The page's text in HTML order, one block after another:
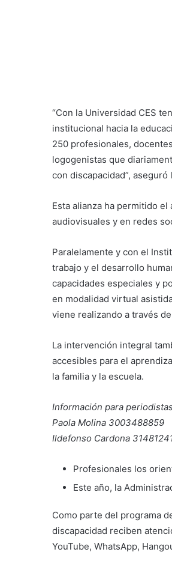
“Con la Universidad CES
institucional hacia la
250 profesionales,
logogenistas que
con discapacidad”,
Esta alianza ha permitido
audiovisuales y en redes
Paralelamente y con el
trabajo y el desarrollo
capacidades especiales y
en modalidad virtual
viene realizando a través
La intervención integral
accesibles para el
la familia y la escuela.
Información para periodistas
Paola Molina 3003488859
Ildefonso Cardona
Profesionales los
Este año, la
Como parte del programa
discapacidad reciben
YouTube, WhatsApp,